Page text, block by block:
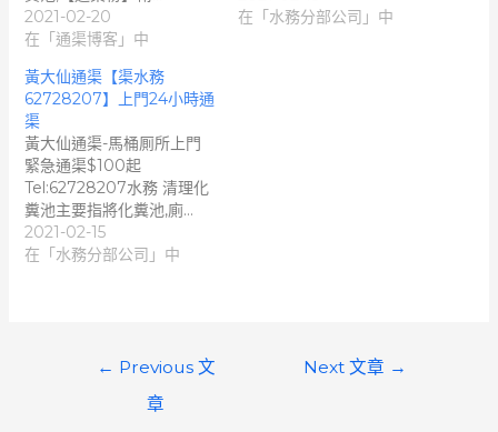
2021-02-20
在「通渠博客」中
在「水務分部公司」中
黃大仙通渠【渠水務
62728207】上門24小時通
渠
黃大仙通渠-馬桶厠所上門
緊急通渠$100起
Tel:62728207水務 清理化
糞池主要指將化糞池,廁…
2021-02-15
在「水務分部公司」中
← Previous 文
章
Next 文章 →